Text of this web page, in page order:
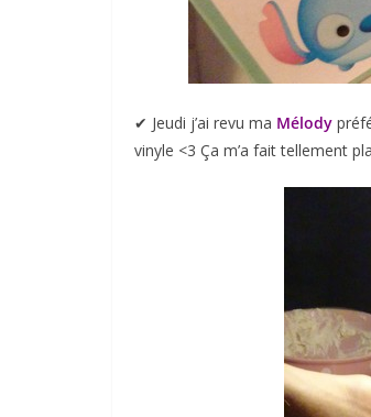
✔︎ Jeudi j’ai revu ma Mélody
vinyle <3 Ça m’a fait tellement